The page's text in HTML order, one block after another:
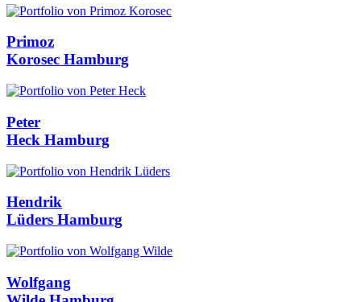
Primoz
Korosec Hamburg
Peter
Heck Hamburg
Hendrik
Lüders Hamburg
Wolfgang